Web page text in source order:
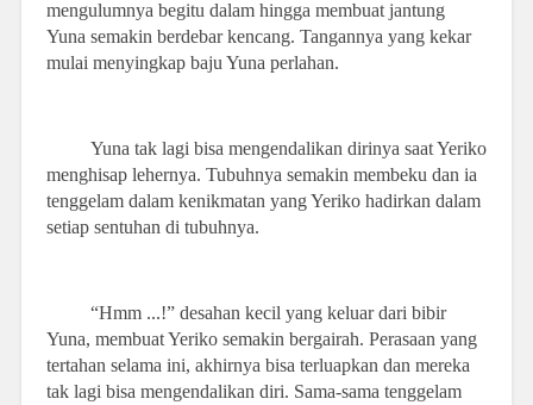
mengulumnya begitu dalam hingga membuat jantung
Yuna semakin berdebar kencang. Tangannya yang kekar
mulai menyingkap baju Yuna perlahan.
Yuna tak lagi bisa mengendalikan dirinya saat Yeriko
menghisap lehernya. Tubuhnya semakin membeku dan ia
tenggelam dalam kenikmatan yang Yeriko hadirkan dalam
setiap sentuhan di tubuhnya.
“Hmm ...!” desahan kecil yang keluar dari bibir
Yuna, membuat Yeriko semakin bergairah. Perasaan yang
tertahan selama ini, akhirnya bisa terluapkan dan mereka
tak lagi bisa mengendalikan diri. Sama-sama tenggelam